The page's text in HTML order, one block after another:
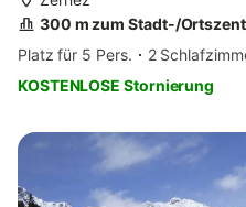
300 m zum Stadt-/
Platz für 5 Pers.
2
KOSTENLOSE Stornierung